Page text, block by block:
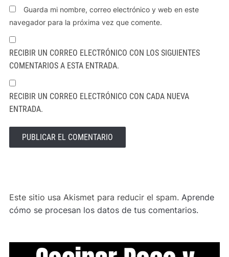
Guarda mi nombre, correo electrónico y web en este
navegador para la próxima vez que comente.
RECIBIR UN CORREO ELECTRÓNICO CON LOS SIGUIENTES
COMENTARIOS A ESTA ENTRADA.
RECIBIR UN CORREO ELECTRÓNICO CON CADA NUEVA
ENTRADA.
Este sitio usa Akismet para reducir el spam. Aprende
cómo se procesan los datos de tus comentarios.